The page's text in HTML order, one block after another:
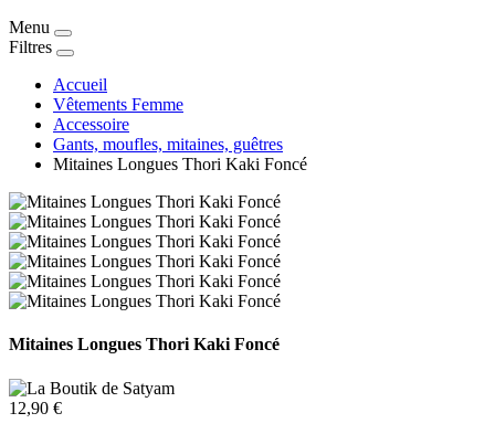
Menu
Filtres
Accueil
Vêtements Femme
Accessoire
Gants, moufles, mitaines, guêtres
Mitaines Longues Thori Kaki Foncé
Mitaines Longues Thori Kaki Foncé
12,90 €